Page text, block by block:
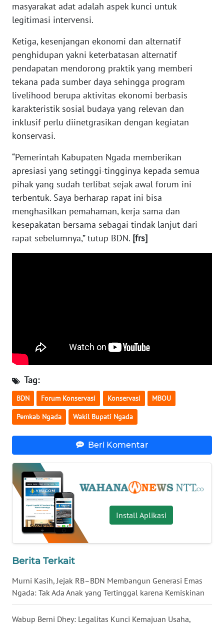
masyarakat adat adalah aspek kunci untuk
legitimasi intervensi.
Ketiga, kesenjangan ekonomi dan alternatif
penghidupan yakni keterbatasan alternatif
pendapatan mendorong praktik yang memberi
tekana pada sumber daya sehingga program
livelihood berupa aktivitas ekonomi berbasis
karakteristik sosial budaya yang relevan dan
inklusif perlu diinetgrasikan dengan kegiatan
konservasi.
“Pemerintah Kabupaten Ngada memberikan
apresiasi yang setinggi-tingginya kepada semua
pihak yang sudah terlibat sejak awal forum ini
terbentuk. Saya berharap rapat ini bisa
menghasilkan pemahaman, kerja sama dan
kesepakatan bersama sebagai tindak lanjut dari
rapat sebelumnya,” tutup BDN. [frs]
Tag:
BDN Forum Konservasi Konservasi MBOU
Pemkab Ngada Wakil Bupati Ngada
Beri Komentar
Install Aplikasi
Berita Terkait
Murni Kasih, Jejak RB–BDN Membangun Generasi Emas
Ngada: Tak Ada Anak yang Tertinggal karena Kemiskinan
Wabup Berni Dhey: Legalitas Kunci Kemajuan Usaha,
KARO
WN
SIMALUNGUN
WN
LABUHANBATU
WN
TAPANULI
TENGAH
WN DELI
SERDANG
WN
TEBING
TINGGI
WN
PAKPAK
WN
BOGOR
WN
DEPOK
TAPANULI
WN
SAMOSIR
WN
PADANG
LAWAS
WN
WN
CIANJUR